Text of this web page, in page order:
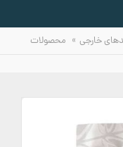
خارجی » محصولات